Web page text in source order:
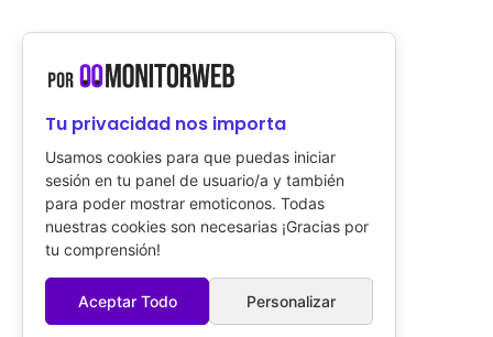
Tu privacidad nos importa
Usamos cookies para que puedas iniciar
sesión en tu panel de usuario/a y también
para poder mostrar emoticonos. Todas
nuestras cookies son necesarias ¡Gracias por
tu comprensión!
Aceptar Todo Personalizar